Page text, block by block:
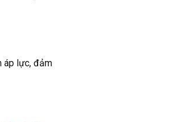
áp lực, đảm